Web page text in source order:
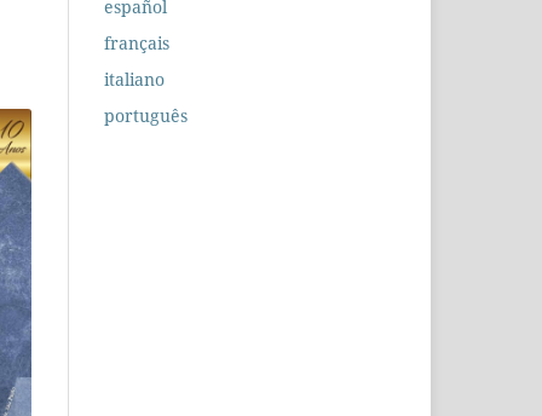
español
français
italiano
português